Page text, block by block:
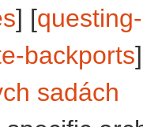
] [
backports
sadách